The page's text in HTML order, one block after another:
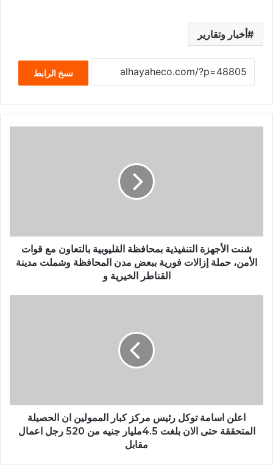
أخبار وتقارير
نسخ الرابط
شنت الأجهزة التنفيذية بمحافظة القليوبية بالتعاون مع قوات
الأمن، حملة إزالات فورية ببعض مدن المحافظة وشملت مدينة
القناطر الخيرية و
اعلن اسامة توكل رئيس مركز كبار الممولين ان الحصيلة
المتحققة حتى الان بلغت 4.5مليار جنيه من 520 رجل اعمال
مقابل